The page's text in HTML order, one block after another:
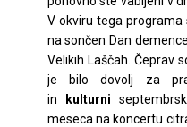
V okviru tega
na sončen Dan
Velikih Laščah. Čeprav
je bilo dovolj za
in
kulturni
meseca na koncertu